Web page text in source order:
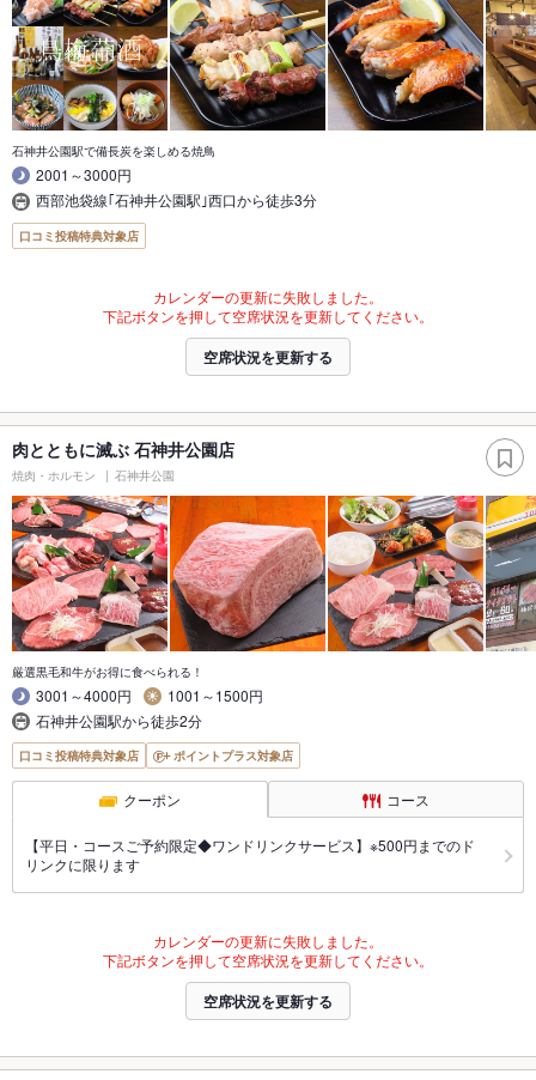
石神井公園駅で備長炭を楽しめる焼鳥
2001～3000円
西部池袋線｢石神井公園駅｣西口から徒歩3分
口コミ投稿特典対象店
カレンダーの更新に失敗しました。
下記ボタンを押して空席状況を更新してください。
空席状況を更新する
肉とともに滅ぶ 石神井公園店
焼肉・ホルモン 石神井公園
厳選黒毛和牛がお得に食べられる！
3001～4000円
1001～1500円
石神井公園駅から徒歩2分
口コミ投稿特典対象店 ポイントプラス対象店
クーポン コース
【平日・コースご予約限定◆ワンドリンクサービス】※500円までのド
リンクに限ります
カレンダーの更新に失敗しました。
下記ボタンを押して空席状況を更新してください。
空席状況を更新する